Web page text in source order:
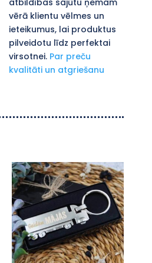
vērā klientu vēlmes un
ieteikumus, lai produktus
pilveidotu līdz perfektai
virsotnei. Par preču
kvalitāti un atgriešanu